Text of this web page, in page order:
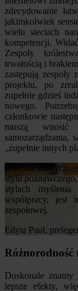
zdecydowanie
jakimkolwiek
wielu sieciach
kompetencji.
Zespoły
trwałością i
zastępują
projektu, po
zupełnie gdzieś
nowego.
członkowie
muszą wnosić
samozarządzania,
„zupełnie innych
Kwestia
stylu
stylach
współpracy, jest
zespołowej.
Edyta Paul,
Różnorodność
Doskonale
lepsze efekty,